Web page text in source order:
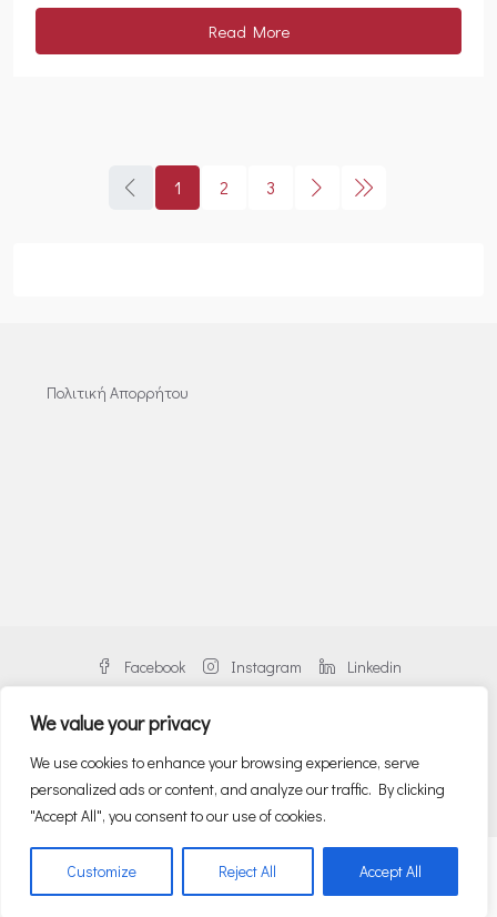
We value your privacy
We use cookies to enhance your browsing experience, serve
personalized ads or content, and analyze our traffic. By clicking
"Accept All", you consent to our use of cookies.
Customize Reject All Accept All
Read More
1 2 3
Πολιτική Απορρήτου
Facebook Instagram Linkedin
© Danos Greece | An alliance member of BNP PARIBAS REAL ESTATE
Αγγλικα ) Ελληνικα